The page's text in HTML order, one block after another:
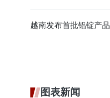
越南发布首批铝锭产品
图表新闻